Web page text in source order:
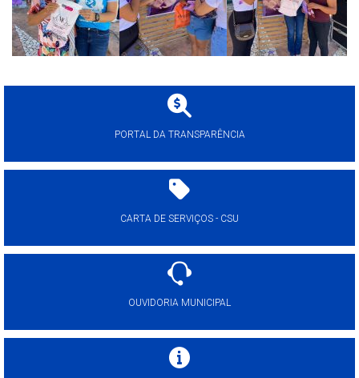
PORTAL DA TRANSPARÊNCIA
CARTA DE SERVIÇOS - CSU
OUVIDORIA MUNICIPAL